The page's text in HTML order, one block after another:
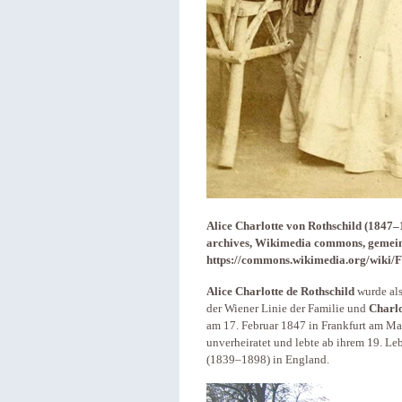
Alice Charlotte von Rothschild
archives, Wikimedia commons,
https://commons.wikimedia.org/wiki/
Alice Charlotte de Rothschild wurde
der Wiener Linie der Familie und
am 17. Februar 1847 in Frankfurt am
unverheiratet und lebte ab ihrem 19.
(1839–1898) in England.